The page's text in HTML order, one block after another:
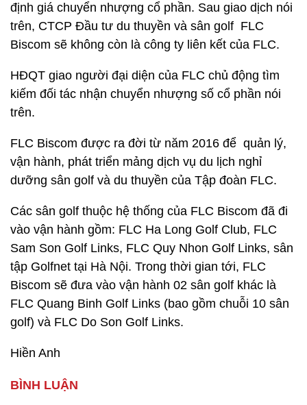
định giá chuyển nhượng cổ phần. Sau giao dịch nói
trên, CTCP Đầu tư du thuyền và sân golf FLC
Biscom sẽ không còn là công ty liên kết của FLC.
HĐQT giao người đại diện của FLC chủ động tìm
kiếm đối tác nhận chuyển nhượng số cổ phần nói
trên.
FLC Biscom được ra đời từ năm 2016 để quản lý,
vận hành, phát triển mảng dịch vụ du lịch nghỉ
dưỡng sân golf và du thuyền của Tập đoàn FLC.
Các sân golf thuộc hệ thống của FLC Biscom đã đi
vào vận hành gồm: FLC Ha Long Golf Club, FLC
Sam Son Golf Links, FLC Quy Nhon Golf Links, sân
tập Golfnet tại Hà Nội. Trong thời gian tới, FLC
Biscom sẽ đưa vào vận hành 02 sân golf khác là
FLC Quang Binh Golf Links (bao gồm chuỗi 10 sân
golf) và FLC Do Son Golf Links.
Hiền Anh